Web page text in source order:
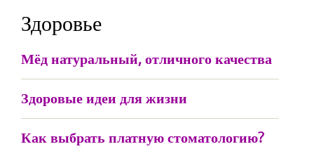
Здоровье
Мёд натуральный, отличного качества
Здоровые идеи для жизни
Как выбрать платную стоматологию?